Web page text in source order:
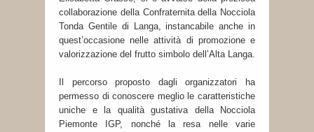
collaborazione della Confraternita della Nocciola
Tonda Gentile di Langa, instancabile anche in
quest’occasione nelle attività di promozione e
valorizzazione del frutto simbolo dell’Alta Langa.
Il percorso proposto dagli organizzatori ha
permesso di conoscere meglio le caratteristiche
uniche e la qualità gustativa della Nocciola
Piemonte IGP, nonché la resa nelle varie